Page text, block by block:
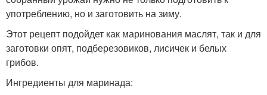
употреблению, но и заготовить на зиму.
Этот рецепт подойдет как маринования маслят, так и для
заготовки опят, подберезовиков, лисичек и белых
грибов.
Ингредиенты для маринада: